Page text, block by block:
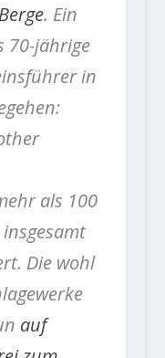
. Ein
70-jährige
in
als 100
Die wohl
auf